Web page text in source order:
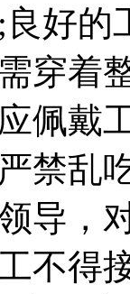
的工
着整
戴工
乱吃
，对
得